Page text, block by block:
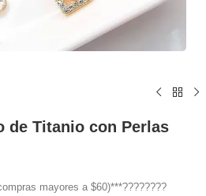
de Titanio con Perlas
mayores a $60)***????????